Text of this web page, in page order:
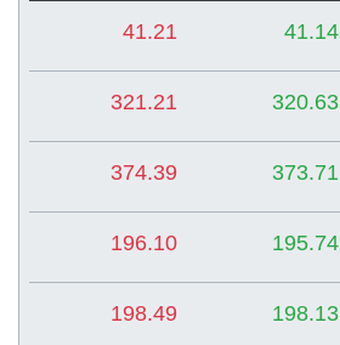
41.14
41.21
320.63
321.21
373.71
374.39
195.74
196.10
198.13
198.49